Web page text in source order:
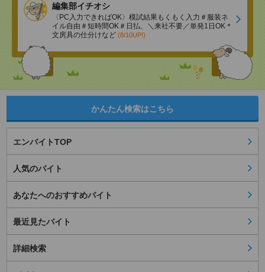
編集部イチオシ
〈PC入力できればOK〉模試結果もくもく入力＃服装ネ
イル自由＃短時間OK＃日払、＼来社不要／単発1日OK＊
文房具の仕分けなど (8/10UP!)
かんたん検索はこちら
エンバイトTOP
人気のバイト
あなたへのおすすめバイト
最近見たバイト
詳細検索